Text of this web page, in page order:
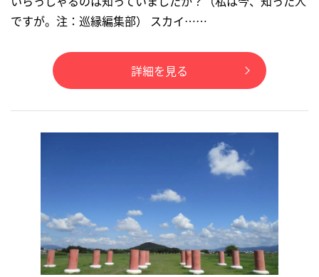
ですが。注：巡縁編集部） スカイ……
詳細を見る